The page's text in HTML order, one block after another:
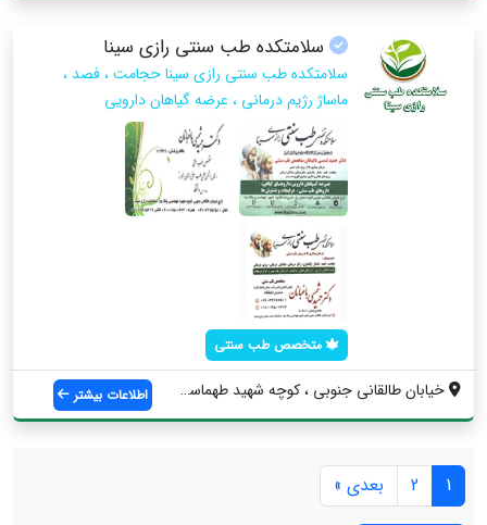
سلامتکده طب سنتی رازی سینا
سلامتکده طب سنتی رازی سینا حجامت ، فصد ،
ماساژ رژیم درمانی ، عرضه گیاهان دارویی
متخصص طب سنتی
خیابان طالقانی جنوبی ، کوچه شهید طهماسبی... اطلاعات بیشتر
1
2 بعدی »